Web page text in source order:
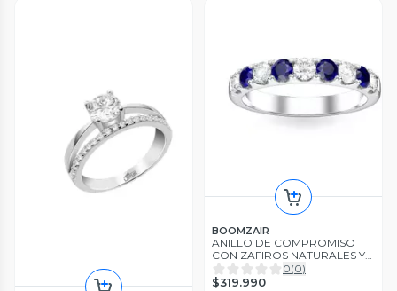
BOOMZAIR
ANILLO DE COMPROMISO
CON ZAFIROS NATURALES Y
MOISSANITAS0(0)
$319.990